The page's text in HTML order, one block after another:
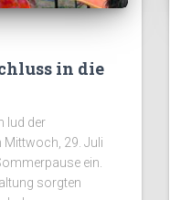
in die
lud der
Mittwoch, 29. Juli
ein.
sorgten